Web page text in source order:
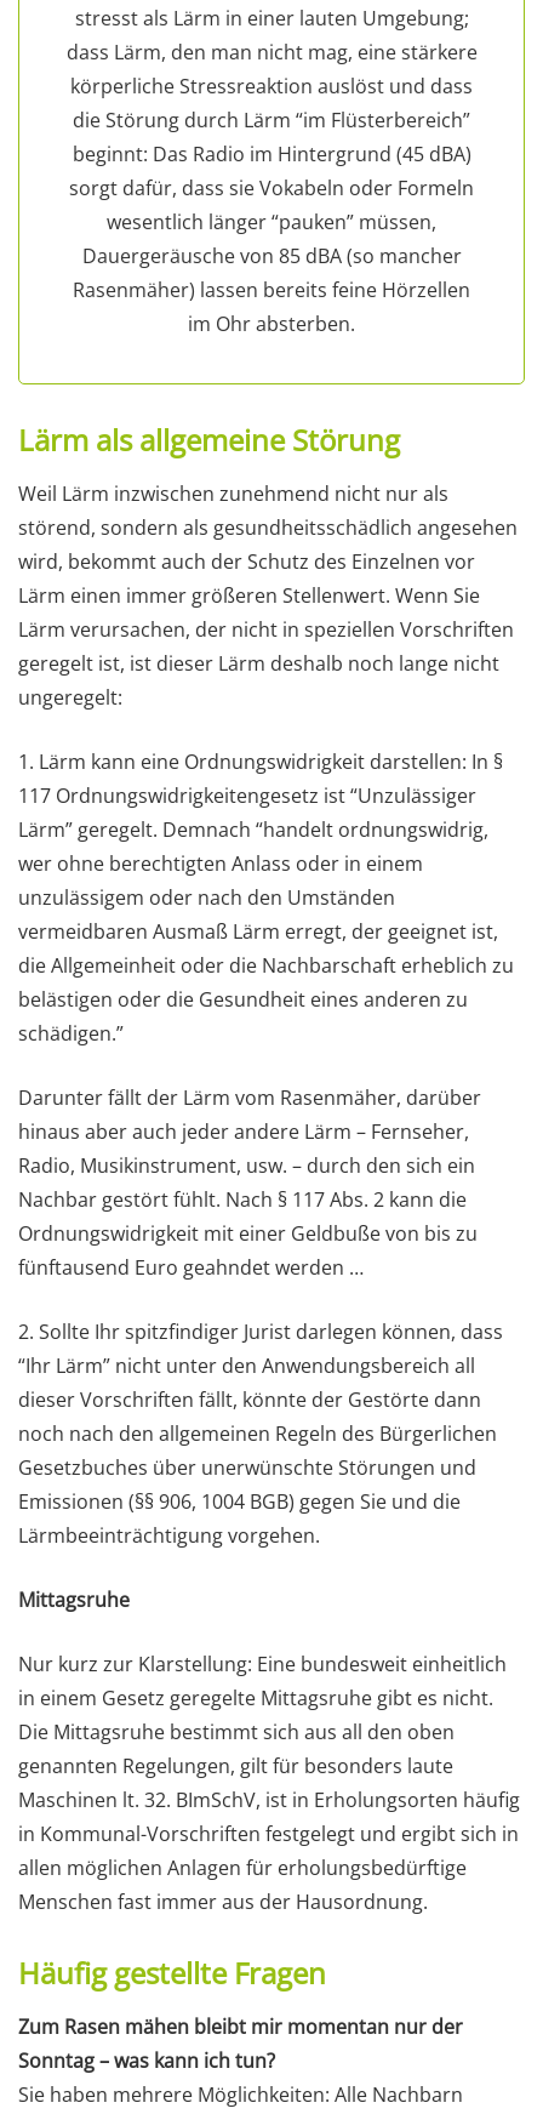
stresst als Lärm in einer lauten Umgebung;
dass Lärm, den man nicht mag, eine stärkere
körperliche Stressreaktion auslöst und dass
die Störung durch Lärm “im Flüsterbereich”
beginnt: Das Radio im Hintergrund (45 dBA)
sorgt dafür, dass sie Vokabeln oder Formeln
wesentlich länger “pauken” müssen,
Dauergeräusche von 85 dBA (so mancher
Rasenmäher) lassen bereits feine Hörzellen
im Ohr absterben.
Lärm als allgemeine Störung
Weil Lärm inzwischen zunehmend nicht nur als
störend, sondern als gesundheitsschädlich angesehen
wird, bekommt auch der Schutz des Einzelnen vor
Lärm einen immer größeren Stellenwert. Wenn Sie
Lärm verursachen, der nicht in speziellen Vorschriften
geregelt ist, ist dieser Lärm deshalb noch lange nicht
ungeregelt:
1. Lärm kann eine Ordnungswidrigkeit darstellen: In §
117 Ordnungswidrigkeitengesetz ist “Unzulässiger
Lärm” geregelt. Demnach “handelt ordnungswidrig,
wer ohne berechtigten Anlass oder in einem
unzulässigem oder nach den Umständen
vermeidbaren Ausmaß Lärm erregt, der geeignet ist,
die Allgemeinheit oder die Nachbarschaft erheblich zu
belästigen oder die Gesundheit eines anderen zu
schädigen.”
Darunter fällt der Lärm vom Rasenmäher, darüber
hinaus aber auch jeder andere Lärm – Fernseher,
Radio, Musikinstrument, usw. – durch den sich ein
Nachbar gestört fühlt. Nach § 117 Abs. 2 kann die
Ordnungswidrigkeit mit einer Geldbuße von bis zu
fünftausend Euro geahndet werden …
2. Sollte Ihr spitzfindiger Jurist darlegen können, dass
“Ihr Lärm” nicht unter den Anwendungsbereich all
dieser Vorschriften fällt, könnte der Gestörte dann
noch nach den allgemeinen Regeln des Bürgerlichen
Gesetzbuches über unerwünschte Störungen und
Emissionen (§§ 906, 1004 BGB) gegen Sie und die
Lärmbeeinträchtigung vorgehen.
Mittagsruhe
Nur kurz zur Klarstellung: Eine bundesweit einheitlich
in einem Gesetz geregelte Mittagsruhe gibt es nicht.
Die Mittagsruhe bestimmt sich aus all den oben
genannten Regelungen, gilt für besonders laute
Maschinen lt. 32. BImSchV, ist in Erholungsorten häufig
in Kommunal-Vorschriften festgelegt und ergibt sich in
allen möglichen Anlagen für erholungsbedürftige
Menschen fast immer aus der Hausordnung.
Häufig gestellte Fragen
Zum Rasen mähen bleibt mir momentan nur der
Sonntag – was kann ich tun?
Sie haben mehrere Möglichkeiten: Alle Nachbarn